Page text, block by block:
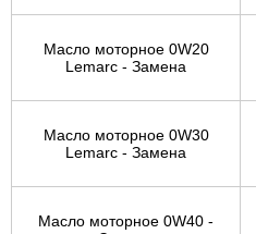
Масло моторное 0W20
Lemarc - Замена
Масло моторное 0W30
Lemarc - Замена
Масло моторное 0W40 -